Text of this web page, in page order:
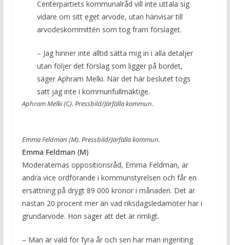
Centerpartiets kommunalråd vill inte uttala sig
vidare om sitt eget arvode, utan hänvisar till
arvodeskommittén som tog fram förslaget.
– Jag hinner inte alltid sätta mig in i alla detaljer
utan följer det förslag som ligger på bordet,
säger Aphram Melki. När det här beslutet togs
satt jag inte i kommunfullmäktige.
Aphram Melki (C). Pressbild/Järfälla kommun.
Emma Feldman (M). Pressbild/Järfälla kommun.
Emma Feldman (M)
Moderaternas oppositionsråd, Emma Feldman, är
andra vice ordförande i kommunstyrelsen och får en
ersättning på drygt 89 000 kronor i månaden. Det är
nästan 20 procent mer än vad riksdagsledamöter har i
grundarvode. Hon säger att det är rimligt.
– Man är vald för fyra år och sen har man ingenting